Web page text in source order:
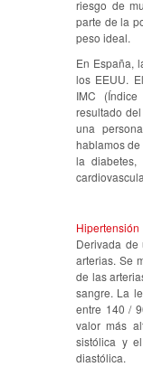
riesgo de
parte de la
peso ideal.
En España,
los EEUU.
IMC
resultado
una
hablamos
la diabetes,
Hipertensión
Derivada
arterias. Se
de las
sangre. La
entre 140 /
valor más
sistólica y
diastólica.